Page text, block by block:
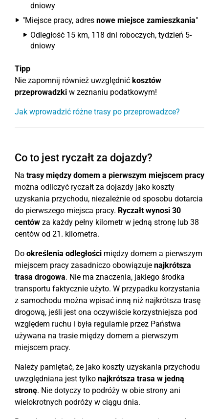
dniowy
"Miejsce pracy, adres nowe miejsce zamieszkania"
Odległość 15 km, 118 dni roboczych, tydzień 5-
dniowy
Tipp
Nie zapomnij również uwzględnić kosztów
przeprowadzki w zeznaniu podatkowym!
Jak wprowadzić różne trasy po przeprowadzce?
Co to jest ryczałt za dojazdy?
Na trasy między domem a pierwszym miejscem pracy
można odliczyć ryczałt za dojazdy jako koszty
uzyskania przychodu, niezależnie od sposobu dotarcia
do pierwszego miejsca pracy. Ryczałt wynosi 30
centów za każdy pełny kilometr w jedną stronę lub 38
centów od 21. kilometra.
Do określenia odległości między domem a pierwszym
miejscem pracy zasadniczo obowiązuje najkrótsza
trasa drogowa. Nie ma znaczenia, jakiego środka
transportu faktycznie użyto. W przypadku korzystania
z samochodu można wpisać inną niż najkrótsza trasę
drogową, jeśli jest ona oczywiście korzystniejsza pod
względem ruchu i była regularnie przez Państwa
używana na trasie między domem a pierwszym
miejscem pracy.
Należy pamiętać, że jako koszty uzyskania przychodu
uwzględniana jest tylko najkrótsza trasa w jedną
stronę. Nie dotyczy to podróży w obie strony ani
wielokrotnych podróży w ciągu dnia.